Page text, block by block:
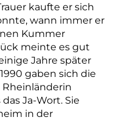
kaufte er sich
wann immer er
Kummer
meinte es gut
Jahre später
gaben sich die
Ja-Wort. Sie
in der